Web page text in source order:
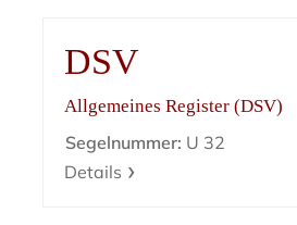
DSV
Allgemeines Register (DSV)
Segelnummer: U 32
Details